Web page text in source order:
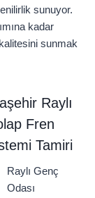
sunuyor.
kadar
sunmak
Raylı
Fren
Tamiri
Raylı Genç
Odası